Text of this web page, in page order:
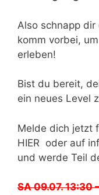
Also schnapp
komm vorbei,
erleben!
Bist du bereit,
ein neues Level
Melde dich jetzt
HIER oder auf
und werde Teil
SA 09.07. 13:30